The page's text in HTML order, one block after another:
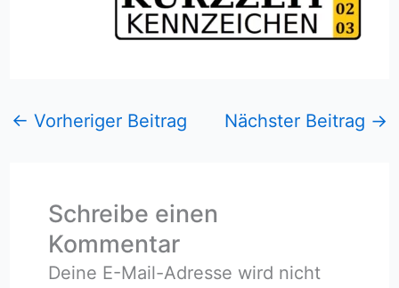
← Vorheriger Beitrag Nächster Beitrag →
Schreibe einen
Kommentar
Deine E-Mail-Adresse wird nicht